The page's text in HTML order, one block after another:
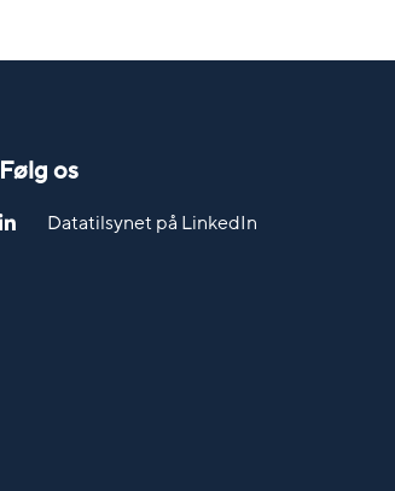
Følg os
Datatilsynet på LinkedIn